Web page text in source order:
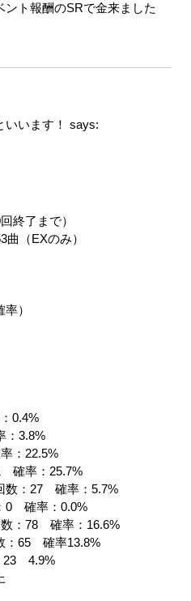
ト報酬のSRで金来ました
います！
says:
終了まで）
（EXのみ）
）
0.4%
3.8%
：22.5%
率：25.7%
：27 確率：5.7%
確率：0.0%
：78 確率：16.6%
65 確率13.8%
23 4.9%